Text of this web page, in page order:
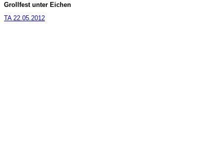
Grollfest unter Eichen
TA 22.05.2012